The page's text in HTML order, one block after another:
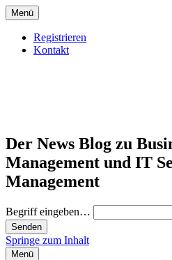
Menü
Registrieren
Kontakt
Der News Blog zu
Management und IT
Management
Begriff eingeben…
Springe zum Inhalt
Menü